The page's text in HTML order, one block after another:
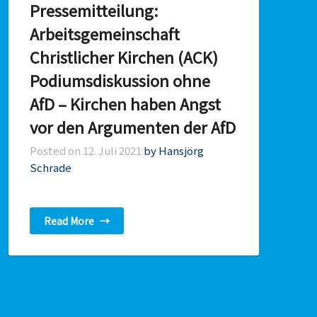
Pressemitteilung:
Arbeitsgemeinschaft
Christlicher Kirchen (ACK)
Podiumsdiskussion ohne
AfD – Kirchen haben Angst
vor den Argumenten der AfD
Posted on 12. Juli 2021by Hansjörg
Schrade
Read More →